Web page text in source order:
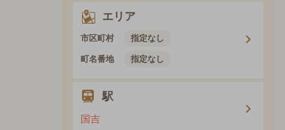
エリア
市区町村 指定なし
町名番地 指定なし
駅
国吉